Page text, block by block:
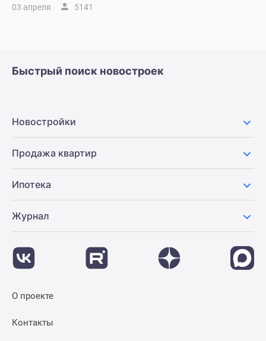
Субсидированная
Поиск
Москве
реновации
Москве
Новостройки
премиум-
класса
бизнес-
класса
Рассрочка
03 апреля 5141
Быстрый поиск новостроек
Новостройки
Продажа квартир
Ипотека
Журнал
О проекте
Контакты